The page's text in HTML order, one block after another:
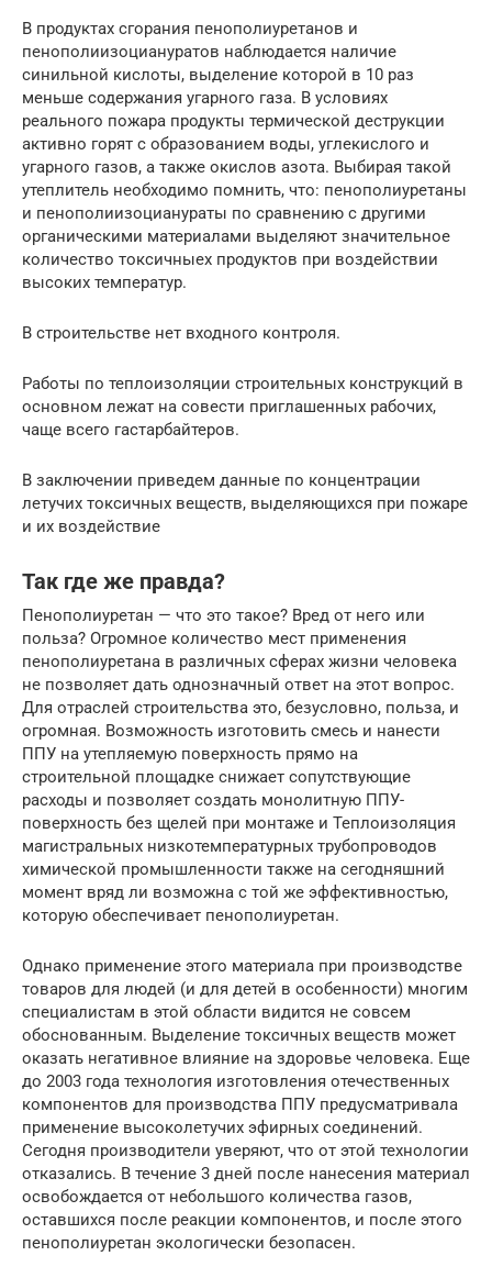
В продуктах сгорания пенополиуретанов и
пенополиизоциануратов наблюдается наличие
синильной кислоты, выделение которой в 10 раз
меньше содержания угарного газа. В условиях
реального пожара продукты термической деструкции
активно горят с образованием воды, углекислого и
угарного газов, а также окислов азота. Выбирая такой
утеплитель необходимо помнить, что: пенополиуретаны
и пенополиизоцианураты по сравнению с другими
органическими материалами выделяют значительное
количество токсичныех продуктов при воздействии
высоких температур.
В строительстве нет входного контроля.
Работы по теплоизоляции строительных конструкций в
основном лежат на совести приглашенных рабочих,
чаще всего гастарбайтеров.
В заключении приведем данные по концентрации
летучих токсичных веществ, выделяющихся при пожаре
и их воздействие
Так где же правда?
Пенополиуретан — что это такое? Вред от него или
польза? Огромное количество мест применения
пенополиуретана в различных сферах жизни человека
не позволяет дать однозначный ответ на этот вопрос.
Для отраслей строительства это, безусловно, польза, и
огромная. Возможность изготовить смесь и нанести
ППУ на утепляемую поверхность прямо на
строительной площадке снижает сопутствующие
расходы и позволяет создать монолитную ППУ-
поверхность без щелей при монтаже и Теплоизоляция
магистральных низкотемпературных трубопроводов
химической промышленности также на сегодняшний
момент вряд ли возможна с той же эффективностью,
которую обеспечивает пенополиуретан.
Однако применение этого материала при производстве
товаров для людей (и для детей в особенности) многим
специалистам в этой области видится не совсем
обоснованным. Выделение токсичных веществ может
оказать негативное влияние на здоровье человека. Еще
до 2003 года технология изготовления отечественных
компонентов для производства ППУ предусматривала
применение высоколетучих эфирных соединений.
Сегодня производители уверяют, что от этой технологии
отказались. В течение 3 дней после нанесения материал
освобождается от небольшого количества газов,
оставшихся после реакции компонентов, и после этого
пенополиуретан экологически безопасен.